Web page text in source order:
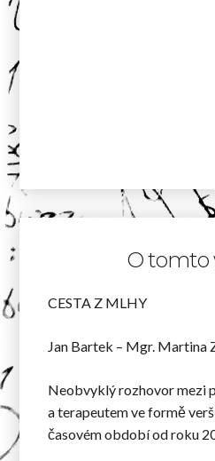
O tomto
CESTA Z MLHY
Jan Bartek – Mgr. Martina
Neobvyklý rozhovor mezi
a terapeutem ve formě
časovém období od roku